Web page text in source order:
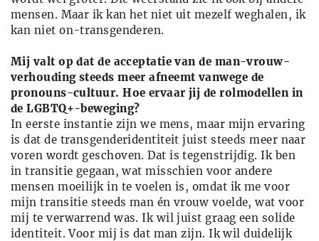
mensen. Maar ik kan het niet uit mezelf weghalen, ik
kan niet on-transgenderen.
Mij valt op dat de acceptatie van de man-vrouw-
verhouding steeds meer afneemt vanwege de
pronouns-­cultuur. Hoe ervaar jij de rolmodellen in
de LGBTQ+-beweging?
In eerste instantie zijn we mens, maar mijn ervaring
is dat de transgenderidentiteit juist steeds meer naar
voren wordt geschoven. Dat is tegenstrijdig. Ik ben
in transitie gegaan, wat misschien voor andere
mensen moeilijk in te voelen is, omdat ik me voor
mijn transitie steeds man én vrouw voelde, wat voor
mij te verwarrend was. Ik wil juist graag een solide
identiteit. Voor mij is dat man zijn. Ik wil duidelijk